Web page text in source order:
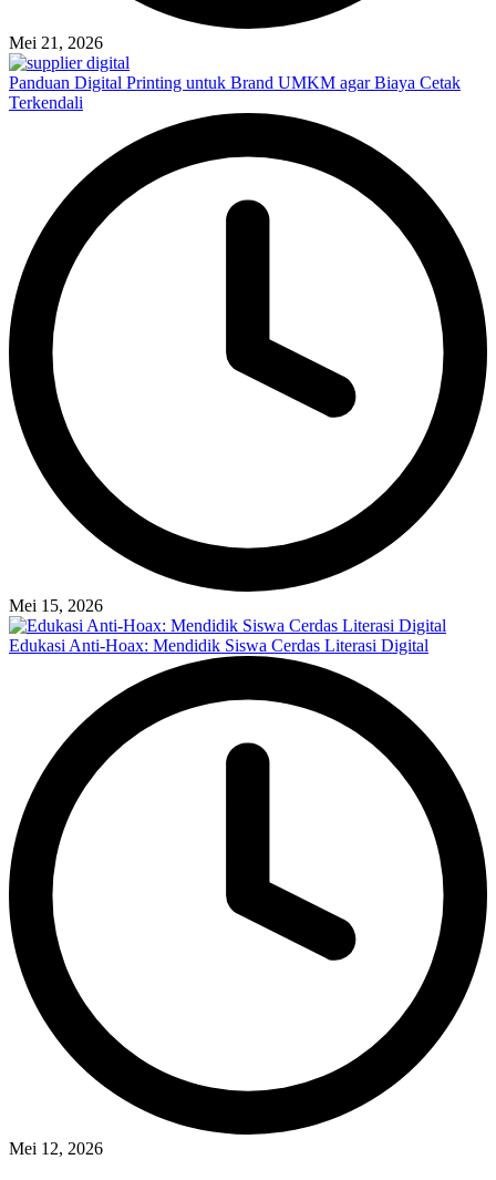
Mei 21, 2026
Panduan Digital Printing untuk Brand UMKM agar Biaya Cetak
Terkendali
Mei 15, 2026
Edukasi Anti-Hoax: Mendidik Siswa Cerdas Literasi Digital
Mei 12, 2026